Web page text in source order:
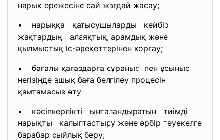
нарык ережесіне сай жағдай жасау;
• нарыққа қатысушыларды кейбір
жақтардың алаяқтық, арамдық және
қылмыстық іс-әрекеттерінен қорғау;
• бағалы қағаздарға сұраныс пен ұсыныс
негізінде ашық баға белгілеу процесін
қамтамасыз ету;
• кәсіпкерлікті ынталандыратын тиімді
нарықты калыптастыру және әрбір тәуекелге
барабар сыйлық беру;